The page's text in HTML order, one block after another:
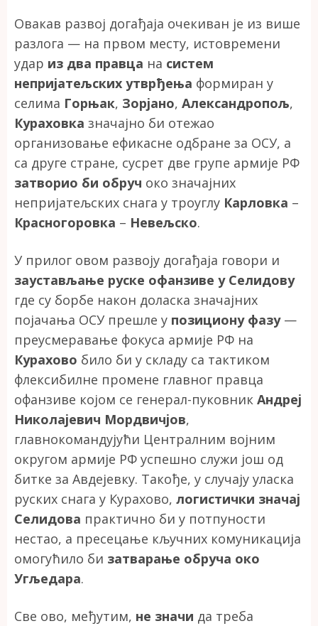
Овакав развој догађаја очекиван је из више
разлога — на првом месту, истовремени
удар из два правца на систем
непријатељских утврђења формиран у
селима Горњак, Зорјано, Александропољ,
Кураховка значајно би отежао
организовање ефикасне одбране за ОСУ, а
са друге стране, сусрет две групе армије РФ
затворио би обруч око значајних
непријатељских снага у троуглу Карловка –
Красногоровка – Невељско.
У прилог овом развоју догађаја говори и
заустављање руске офанзиве у Селидову
где су борбе након доласка значајних
појачања ОСУ прешле у позициону фазу—
преусмеравање фокуса армије РФ на
Курахово било би у складу са тактиком
флексибилне промене главног правца
офанзиве којом се генерал-пуковник Андреј
Николајевич Мордвичјов,
главнокомандујући Централним војним
округом армије РФ успешно служи још од
битке за Авдејевку. Такође, у случају уласка
руских снага у Курахово, логистички значај
Селидова практично би у потпуности
нестао, а пресецање кључних комуникација
омогућило би затварање обруча око
Угљедара.
Све ово, међутим, не значи да треба